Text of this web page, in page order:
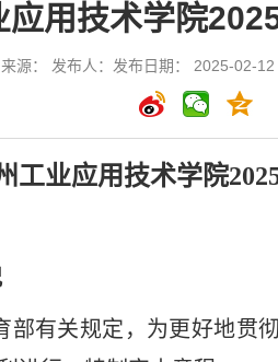
应用技术学院
来源： 发布人：发布日期： 2025-02-12
工业应用技术学院
部有关规定，为更好地贯